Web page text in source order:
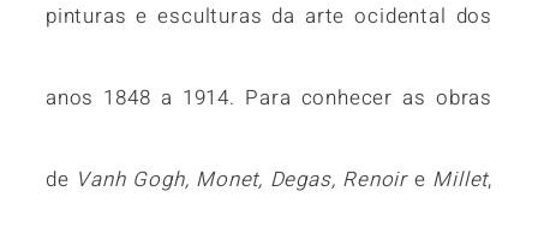
pinturas e esculturas da arte ocidental dos
anos 1848 a 1914. Para conhecer as obras
de Vanh Gogh, Monet, Degas, Renoire Millet,